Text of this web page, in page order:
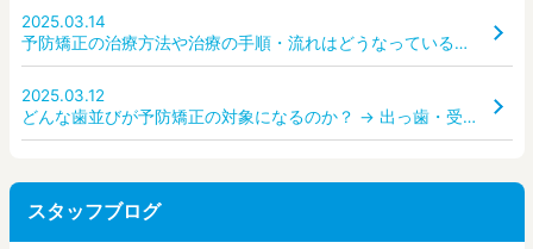
2025.03.14
予防矯正の治療方法や治療の手順・流れはどうなっているのか？ どんな装置を使うのか？
2025.03.12
どんな歯並びが予防矯正の対象になるのか？ → 出っ歯・受け口・ガタガタ・すきっ歯など、どんな状態なら受診すべき？
スタッフブログ